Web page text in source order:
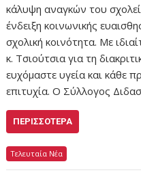
κάλυψη αναγκών του
ένδειξη κοινωνικής
σχολική κοινότητα. Με
κ. Τσιούτσια για τη
ευχόμαστε υγεία και κάθε
επιτυχία. Ο Σύλλογος
ΠΕΡΙΣΣΌΤΕΡΑ
Τελευταία Νέα